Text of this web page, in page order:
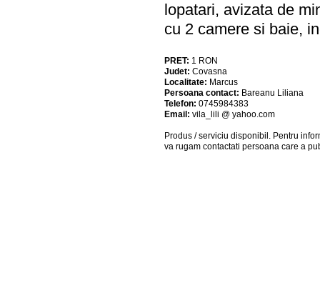
lopatari, avizata de
cu 2 camere si baie,
PRET: 1 RON
Judet: Covasna
Localitate: Marcus
Persoana contact: Bareanu Liliana
Telefon: 0745984383
Email: vila_lili @ yahoo.com
Produs / serviciu disponibil . Pentru
va rugam contactati persoana care a